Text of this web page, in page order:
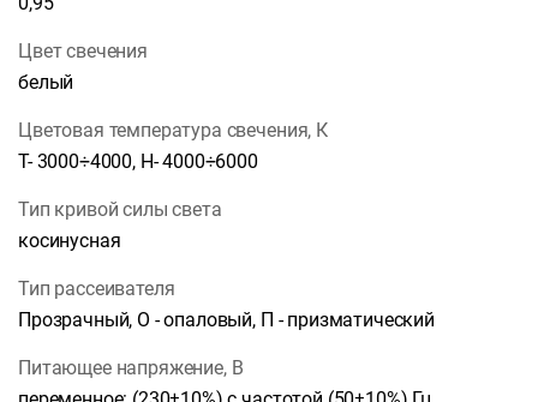
Цвет свечения
белый
Цветовая температура свечения, К
Т- 3000÷4000, Н- 4000÷6000
Тип кривой силы света
косинусная
Тип рассеивателя
Прозрачный, О - опаловый, П - призматический
Питающее напряжение, В